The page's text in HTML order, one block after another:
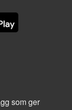
som ger